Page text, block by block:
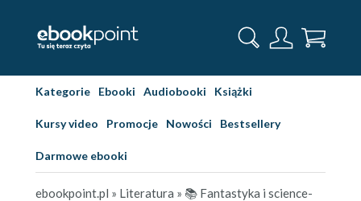
Kategorie Ebooki Audiobooki Książki
Kursy video Promocje Nowości Bestsellery
Darmowe ebooki
ebookpoint.pl » Literatura » 📚 Fantastyka i science-